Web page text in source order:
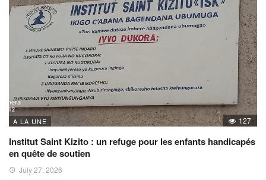
A LA UNE 127
Institut Saint Kizito : un refuge pour les enfants handicapés
en quête de soutien
July 27, 2026